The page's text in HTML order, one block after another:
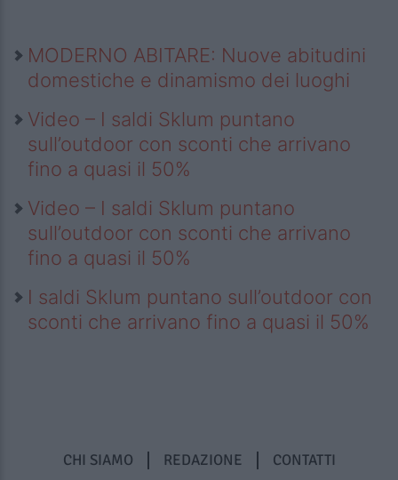
MODERNO ABITARE: Nuove abitudini
domestiche e dinamismo dei luoghi
Video – I saldi Sklum puntano
sull’outdoor con sconti che arrivano
fino a quasi il 50%
Video – I saldi Sklum puntano
sull’outdoor con sconti che arrivano
fino a quasi il 50%
I saldi Sklum puntano sull’outdoor con
sconti che arrivano fino a quasi il 50%
CHI SIAMO REDAZIONE CONTATTI